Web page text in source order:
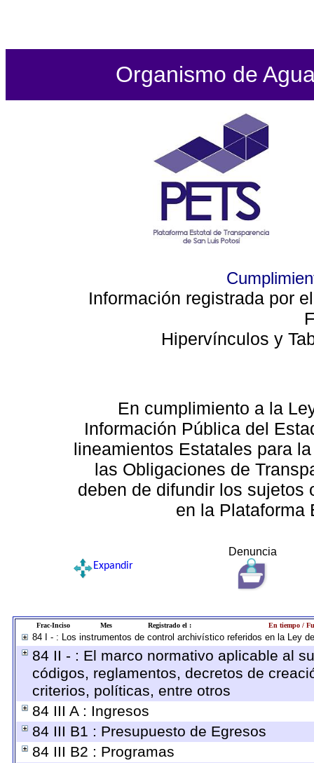
Organismo de
Información registrada por
Hipervínculos y
En cumplimiento a la
Información Pública del
lineamientos Estatales para
las Obligaciones de
deben de difundir los sujetos
en la Plataforma
Denuncia
Expandir
Frac-Inciso Mes Registrado el : En tiempo /
84 I - : Los instrumentos de control archivístico referidos en la Ley
84 II - : El marco normativo aplicable al
códigos, reglamentos, decretos de
criterios, políticas, entre otros
84 III A : Ingresos
84 III B1 : Presupuesto de Egresos
84 III B2 : Programas